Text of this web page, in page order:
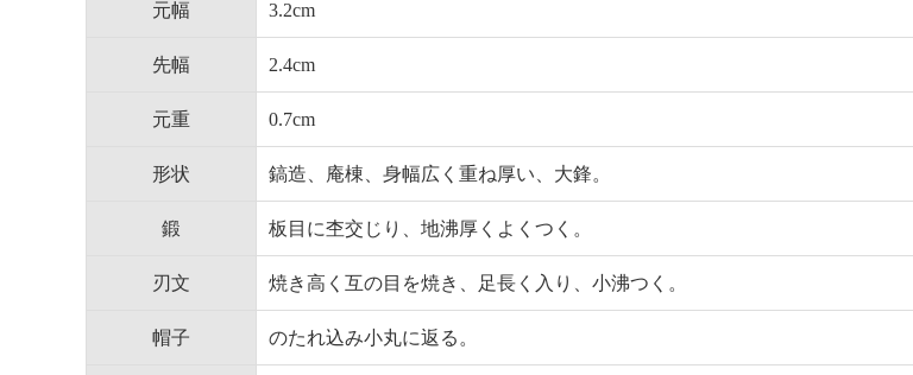
元幅 3.2cm
先幅 2.4cm
元重 0.7cm
形状 鎬造、庵棟、身幅広く重ね厚い、大鋒。
鍛 板目に杢交じり、地沸厚くよくつく。
刃文 焼き高く互の目を焼き、足長く入り、小沸つく。
帽子 のたれ込み小丸に返る。